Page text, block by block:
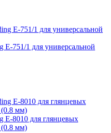
751/1 для универсальной
8010 для глянцевых
(0.8 мм)